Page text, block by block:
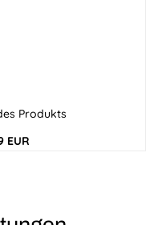
Produkts
EUR